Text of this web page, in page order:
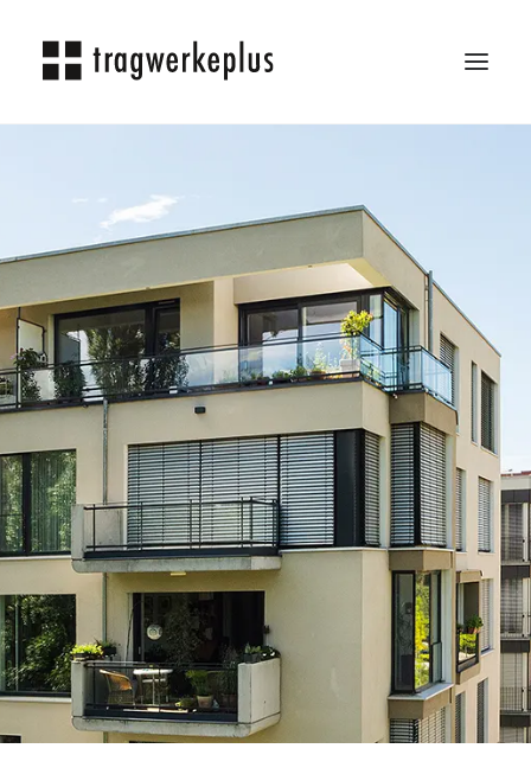
REFERENZEN
ÜBER UNS
KARRIERE
KONTAKT
SEARCH